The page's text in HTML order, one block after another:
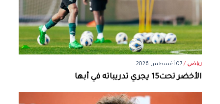
رياضي /07 أغسطس 2026
الأخضر تحت15 يجري تدريباته في أبها